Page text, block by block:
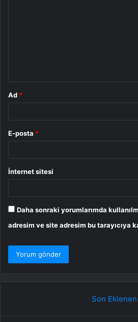
Ad *
E-posta *
İnternet sitesi
Daha sonraki yorumlarımda
adresim ve site adresim bu tarayıcıya
Son Eklenen